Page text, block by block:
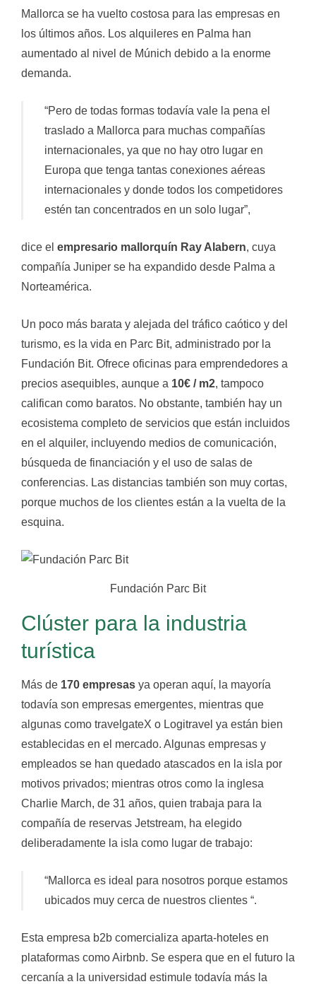
Mallorca se ha vuelto costosa para las empresas en
los últimos años. Los alquileres en Palma han
aumentado al nivel de Múnich debido a la enorme
demanda.
“Pero de todas formas todavía vale la pena el
traslado a Mallorca para muchas compañías
internacionales, ya que no hay otro lugar en
Europa que tenga tantas conexiones aéreas
internacionales y donde todos los competidores
estén tan concentrados en un solo lugar”,
dice el empresario mallorquín Ray Alabern, cuya
compañía Juniper se ha expandido desde Palma a
Norteamérica.
Un poco más barata y alejada del tráfico caótico y del
turismo, es la vida en Parc Bit, administrado por la
Fundación Bit. Ofrece oficinas para emprendedores a
precios asequibles, aunque a 10€ / m2, tampoco
califican como baratos. No obstante, también hay un
ecosistema completo de servicios que están incluidos
en el alquiler, incluyendo medios de comunicación,
búsqueda de financiación y el uso de salas de
conferencias. Las distancias también son muy cortas,
porque muchos de los clientes están a la vuelta de la
esquina.
Fundación Parc Bit
Clúster para la industria
turística
Más de 170 empresas ya operan aquí, la mayoría
todavía son empresas emergentes, mientras que
algunas como travelgateX o Logitravel ya están bien
establecidas en el mercado. Algunas empresas y
empleados se han quedado atascados en la isla por
motivos privados; mientras otros como la inglesa
Charlie March, de 31 años, quien trabaja para la
compañía de reservas Jetstream, ha elegido
deliberadamente la isla como lugar de trabajo:
“Mallorca es ideal para nosotros porque estamos
ubicados muy cerca de nuestros clientes “.
Esta empresa b2b comercializa aparta-hoteles en
plataformas como Airbnb. Se espera que en el futuro la
cercanía a la universidad estimule todavía más la